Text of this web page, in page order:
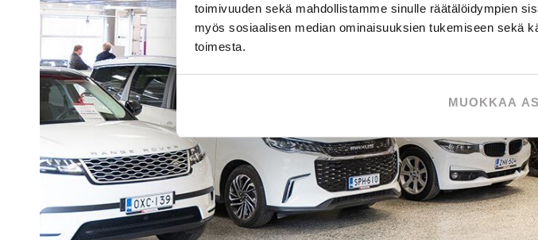
toimivuuden sekä mahdollistamme sinulle räätälöidympien
myös sosiaalisen median ominaisuuksien tukemiseen sekä
toimesta.
MUOKKAA